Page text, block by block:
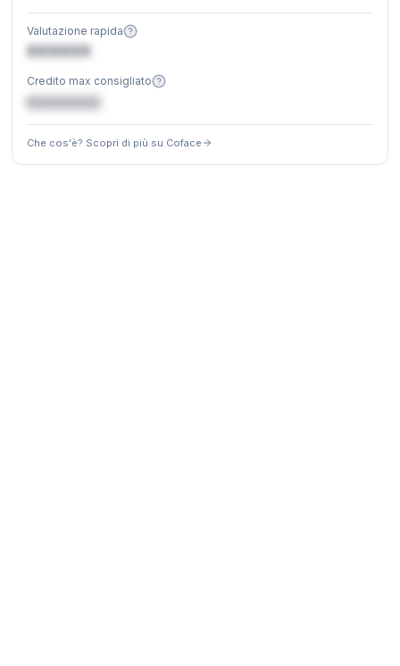
Valutazione rapida
XXXXXX
Credito max consigliato
€XXXXXX
Che cos'è? Scopri di più su Coface